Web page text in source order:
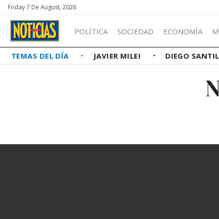
Friday 7 De August, 2026
POLÍTICA SOCIEDAD ECONOMÍA
TEMAS DEL DÍA JAVIER MILEI DIEGO